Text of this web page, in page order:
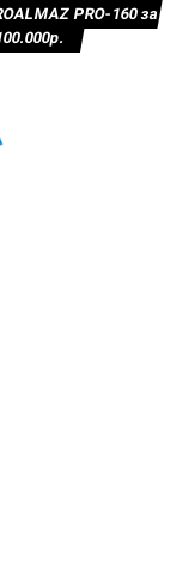
PRO-160 за